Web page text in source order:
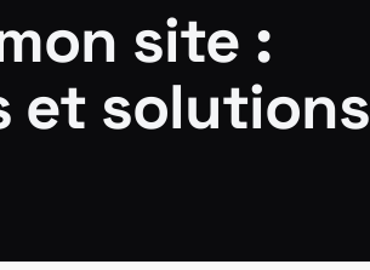
site :
et solutions